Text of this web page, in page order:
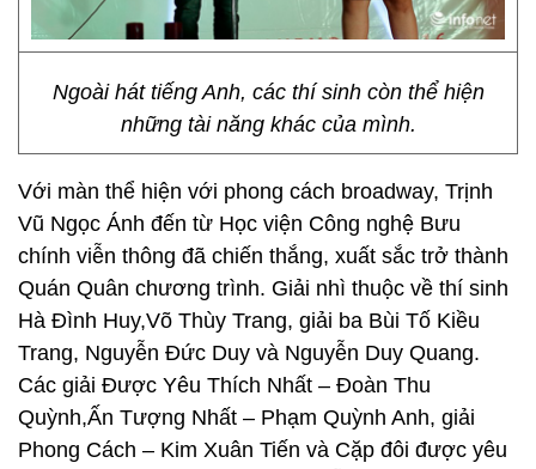
Ngoài hát tiếng Anh, các thí sinh còn thể hiện
những tài năng khác của mình.
Với màn thể hiện với phong cách broadway, Trịnh
Vũ Ngọc Ánh đến từ Học viện Công nghệ Bưu
chính viễn thông đã chiến thắng, xuất sắc trở thành
Quán Quân chương trình. Giải nhì thuộc về thí sinh
Hà Đình Huy,Võ Thùy Trang, giải ba Bùi Tố Kiều
Trang, Nguyễn Đức Duy và Nguyễn Duy Quang.
Các giải Được Yêu Thích Nhất – Đoàn Thu
Quỳnh,Ấn Tượng Nhất – Phạm Quỳnh Anh, giải
Phong Cách – Kim Xuân Tiến và Cặp đôi được yêu